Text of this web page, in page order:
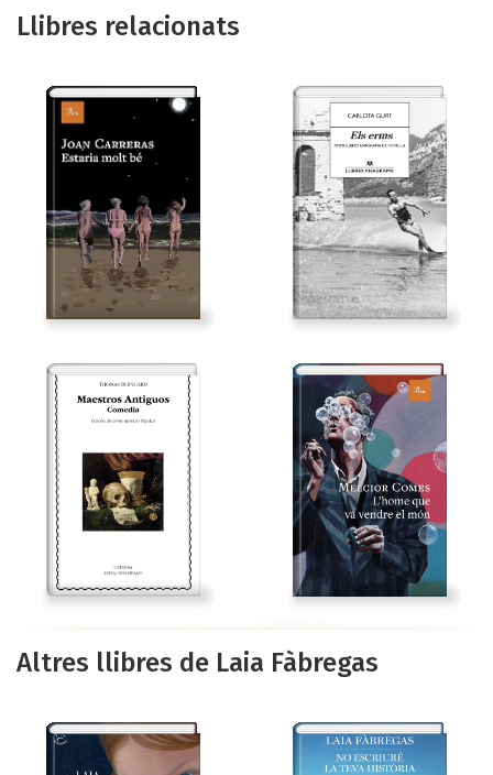
Llibres relacionats
Altres llibres de Laia Fàbregas